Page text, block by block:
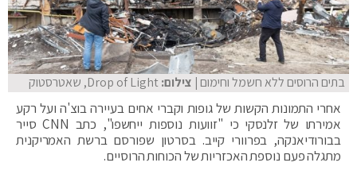
בתים הרוסים ללא חשמל וחימום | צילום:Drop of Light, שאטרסטוק
אחרי התמונות הקשות של גופות וקברי אחים בעיירה בוצ'ה ועל רקע
אמירתו של זלנסקי כי "זוועות נוספות ייחשפו", כתב CNN סייר
בבורודיאנקה, בפרוורי קייב. בסרטון שפורסם ברשת האמריקנית
מתגלה פעם נוספת האכזריות של הכוחות הרוסיים.